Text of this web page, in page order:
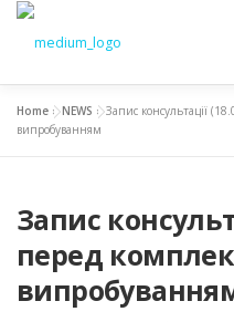
NEWS
TO
CHAIR
Home »NEWS »Запис консультації
випробуванням
Запис
перед